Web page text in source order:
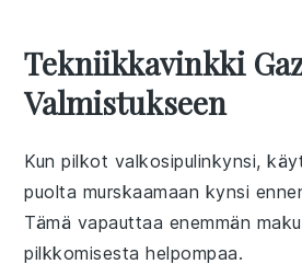
Tekniikkavinkki
Valmistukseen
Kun pilkot valkosipulinkynsi,
puolta murskaamaan kynsi
Tämä vapauttaa enemmän
pilkkomisesta helpompaa.